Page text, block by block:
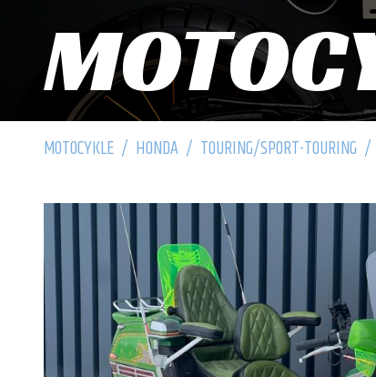
MOTOCYKLE / HONDA / TOURING/SPORT-TOURING /